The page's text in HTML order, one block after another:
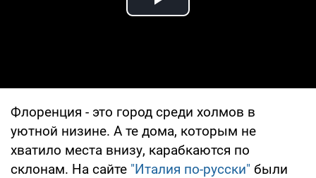
Play Video
Флоренция - это город среди холмов в
уютной низине. А те дома, которым не
хватило места внизу, карабкаются по
склонам. На сайте "Италия по-русски" были